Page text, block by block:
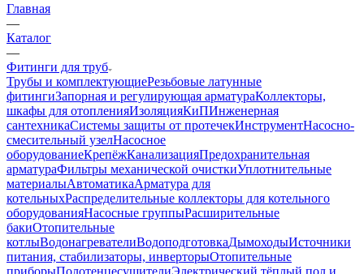
Главная
—
Каталог
—
Фитинги для труб
Трубы и комплектующиеРезьбовые латунные
фитингиЗапорная и регулирующая арматураКоллекторы,
шкафы для отопленияИзоляцияКиПИнженерная
сантехникаСистемы защиты от протечекИнструментНасосно-
смесительный узелНасосное
оборудованиеКрепёжКанализацияПредохранительная
арматураФильтры механической очисткиУплотнительные
материалыАвтоматикаАрматура для
котельныхРаспределительные коллекторы для котельного
оборудованияНасосные группыРасширительные
бакиОтопительные
котлыВодонагревателиВодоподготовкаДымоходыИсточники
питания, стабилизаторы, инверторыОтопительные
приборыПолотенцесушителиЭлектрический тёплый пол и